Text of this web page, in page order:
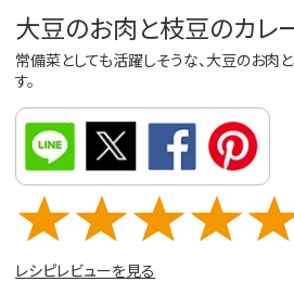
大豆のお肉と枝豆のカレ
常備菜としても活躍しそうな、大豆のお
す。
レシピレビューを見る